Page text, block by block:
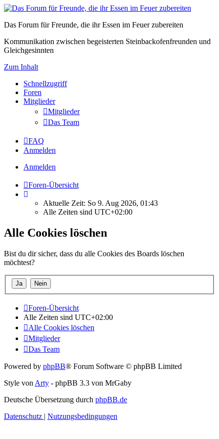
Das Forum für Freunde, die ihr Essen im Feuer zubereiten
Kommunikation zwischen begeisterten Steinbackofenfreunden und
Gleichgesinnten
Zum Inhalt
Schnellzugriff
Foren
Mitglieder
Mitglieder
Das Team
FAQ
Anmelden
Anmelden
Foren-Übersicht
Aktuelle Zeit: So 9. Aug 2026, 01:43
Alle Zeiten sind UTC+02:00
Alle Cookies löschen
Bist du dir sicher, dass du alle Cookies des Boards löschen
möchtest?
Foren-Übersicht
Alle Zeiten sind UTC+02:00
Alle Cookies löschen
Mitglieder
Das Team
Powered by phpBB® Forum Software © phpBB Limited
Style vonArty - phpBB 3.3 von MrGaby
Deutsche Übersetzung durch phpBB.de
Datenschutz | Nutzungsbedingungen